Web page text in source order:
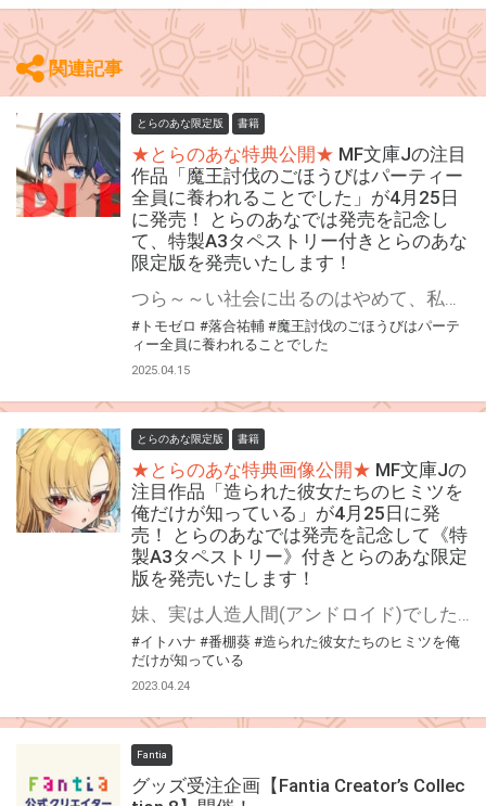
関連記事
とらのあな限定版 書籍
★とらのあな特典公開★ MF文庫Jの注目
作品「魔王討伐のごほうびはパーティー
全員に養われることでした」が4月25日
に発売！ とらのあなでは発売を記念し
て、特製A3タペストリー付きとらのあな
限定版を発売いたします！
つら～～い社会に出るのはやめて、私たちのヒモになっちゃお？ MF文庫Jの注目作品「魔王討伐のごほうびはパーティー全員に養われることでした」が4月25日(金)に発売！ とらのあな限定版の数は限られていますので是非お早めにお求めください！
#トモゼロ #落合祐輔 #魔王討伐のごほうびはパーテ
ィー全員に養われることでした
2025.04.15
とらのあな限定版 書籍
★とらのあな特典画像公開★ MF文庫Jの
注目作品「造られた彼女たちのヒミツを
俺だけが知っている」が4月25日に発
売！ とらのあなでは発売を記念して《特
製A3タペストリー》付きとらのあな限定
版を発売いたします！
妹、実は人造人間(アンドロイド)でした。 「造られた彼女たちのヒミツを俺だけが知っている」が4月25日に発売！ とらのあなでは発売を記念して「特製A3タペストリー」付きとらのあな限定版を発売いたします。 とらのあな限定版は数量限定となりますので是非お早めにお求めください！
#イトハナ #番棚葵 #造られた彼女たちのヒミツを俺
だけが知っている
2023.04.24
Fantia
グッズ受注企画【Fantia Creator’s Collec